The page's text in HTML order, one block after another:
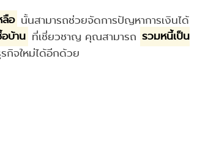
ลือ นั้นสามารถช่วยจัดการปัญหาการเงินได้
บ้าน ที่เชี่ยวชาญ คุณสามารถ รวมหนี้เป็น
กิจใหม่ได้อีกด้วย